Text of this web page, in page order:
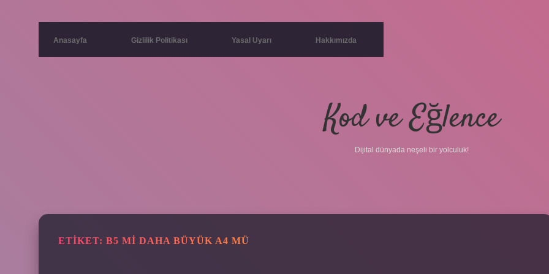
Anasayfa Gizlilik Politikası Yasal Uyarı Hakkımızda
Kod ve Eğlence
Dijital dünyada neşeli bir yolculuk!
ETIKET: B5 MI DAHA BÜYÜK A4 MÜ